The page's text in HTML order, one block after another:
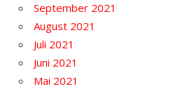
September 2021
August 2021
Juli 2021
Juni 2021
Mai 2021